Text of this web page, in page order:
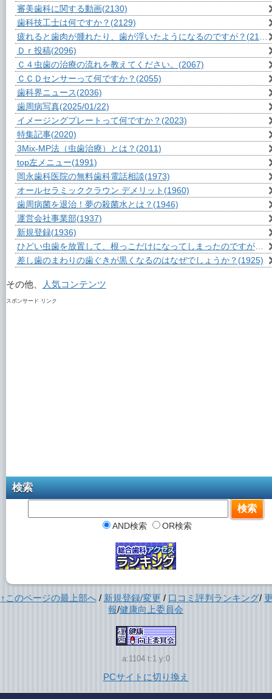
審美歯科に関する動画(2130)
歯科技工士は何ですか？ (2129)
疲れると歯肉が腫れたり、歯が浮いたようになるのですが？ (2104)
Ｄｒ投稿(2096)
Ｃ４虫歯の治療の流れを教えてください。 (2067)
ＣＣＤセンサーって何ですか？ (2055)
歯科界ニュース(2036)
歯周病写真(2025/01/22)
イメージングプレートって何ですか？ (2023)
特集記事(2020)
3Mix-MP法（虫歯治療）とは？ (2011)
top左メニュー(1991)
岡永歯科医院の無料歯科電話相談(1973)
オールセラミッククラウン デメリット (1960)
歯周病菌を退治！夢の殺菌水とは？ (1946)
運営会社事業部(1937)
新規登録(1936)
ひどい虫歯を放置して、根っこだけになってしまったのですが？
差し歯のまわりの歯ぐきが黒くなるのはなぜでしょうか？ (1925)
その他、 人気コンテンツ
スポンサード リンク
検索
AND検索 OR検索
↑このページの最上部へ/ 新規登録/変更 / 口コミ評判ランキング/
報/健康向上委員会
a:1104 t:1 y:0
PCサイトに切り換え